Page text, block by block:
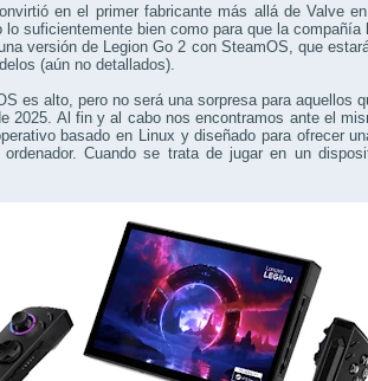
en el primer fabricante más allá de Valve
lo suficientemente bien como para que la
versión de Legion Go 2 con SteamOS, que
(aún no detallados).
es alto, pero no será una sorpresa para aquellos
2025. Al fin y al cabo nos encontramos ante el
basado en Linux y diseñado para ofrecer
Cuando se trata de jugar en un